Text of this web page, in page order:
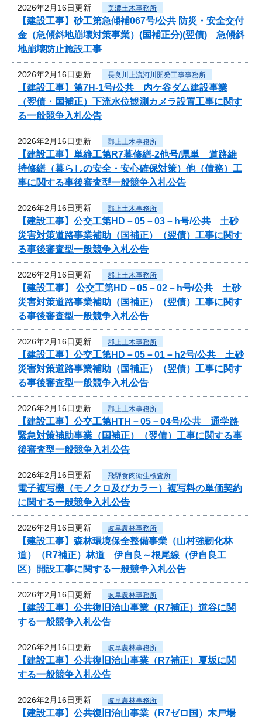
2026年2月16日更新 美濃土木事務所
【建設工事】砂工第急傾補067号/公共 防災・安全交付
金（急傾斜地崩壊対策事業）(国補正分)(翌債) 急傾斜
地崩壊防止施設工事
2026年2月16日更新 長良川上流河川開発工事事務所
【建設工事】第7H-1号/公共 内ケ谷ダム建設事業
（翌債・国補正）下流水位観測カメラ設置工事に関す
る一般競争入札公告
2026年2月16日更新 郡上土木事務所
【建設工事】単維工第R7暮修繕-2他号/県単 道路維
持修繕（暮らしの安全・安心確保対策）他（債務）工
事に関する事後審査型一般競争入札公告
2026年2月16日更新 郡上土木事務所
【建設工事】公交工第HD－05－03－h号/公共 土砂
災害対策道路事業補助（国補正）（翌債）工事に関す
る事後審査型一般競争入札公告
2026年2月16日更新 郡上土木事務所
【建設工事】 公交工第HD－05－02－h号/公共 土砂
災害対策道路事業補助（国補正）（翌債）工事に関す
る事後審査型一般競争入札公告
2026年2月16日更新 郡上土木事務所
【建設工事】公交工第HD－05－01－h2号/公共 土砂
災害対策道路事業補助（国補正）（翌債）工事に関す
る事後審査型一般競争入札公告
2026年2月16日更新 郡上土木事務所
【建設工事】公交工第HTH－05－04号/公共 通学路
緊急対策補助事業（国補正）（翌債）工事に関する事
後審査型一般競争入札公告
2026年2月16日更新 飛騨食肉衛生検査所
電子複写機（モノクロ及びカラー）複写料の単価契約
に関する一般競争入札公告
2026年2月16日更新 岐阜農林事務所
【建設工事】森林環境保全整備事業（山村強靭化林
道）（R7補正）林道 伊自良～根尾線（伊自良工
区）開設工事に関する一般競争入札公告
2026年2月16日更新 岐阜農林事務所
【建設工事】公共復旧治山事業（R7補正）道谷に関
する一般競争入札公告
2026年2月16日更新 岐阜農林事務所
【建設工事】公共復旧治山事業（R7補正）夏坂に関
する一般競争入札公告
2026年2月16日更新 岐阜農林事務所
【建設工事】公共復旧治山事業（R7ゼロ国）木戸場